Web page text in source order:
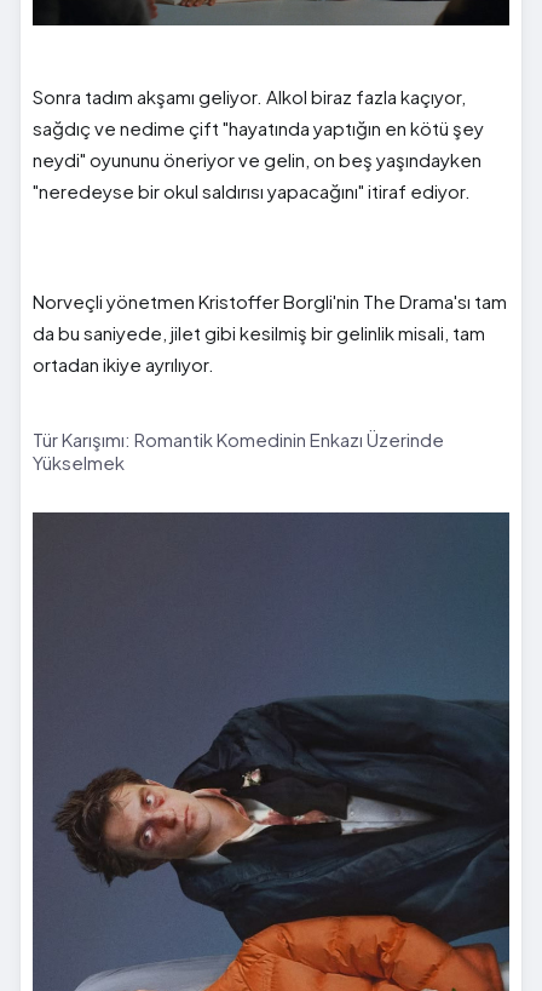
Sonra tadım akşamı geliyor. Alkol biraz fazla kaçıyor,
sağdıç ve nedime çift "hayatında yaptığın en kötü şey
neydi" oyununu öneriyor ve gelin, on beş yaşındayken
"neredeyse bir okul saldırısı yapacağını" itiraf ediyor.
Norveçli yönetmen Kristoffer Borgli'nin The Drama'sı tam
da bu saniyede, jilet gibi kesilmiş bir gelinlik misali, tam
ortadan ikiye ayrılıyor.
Tür Karışımı: Romantik Komedinin Enkazı Üzerinde
Yükselmek